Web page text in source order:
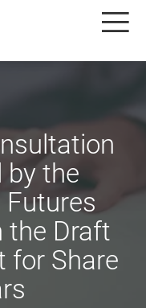
目
by the
the Draft
for Share